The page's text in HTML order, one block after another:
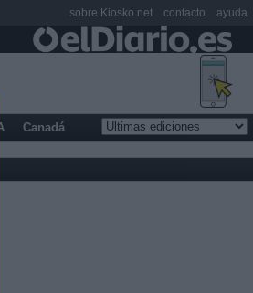
Canadá
sobre Kiosko.net contacto ayuda